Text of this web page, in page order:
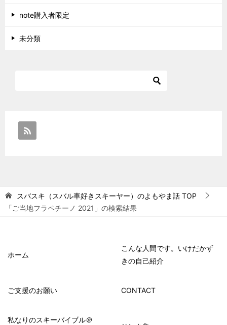
note購入者限定
未分類
スバスキ（スバル車好きスキーヤー）のよもやま話 TOP
「ご当地フラペチーノ 2021」の検索結果
ホーム
こんな人間です。いけだかず
きの自己紹介
ご支援のお願い CONTACT
私なりのスキーバイブル＠